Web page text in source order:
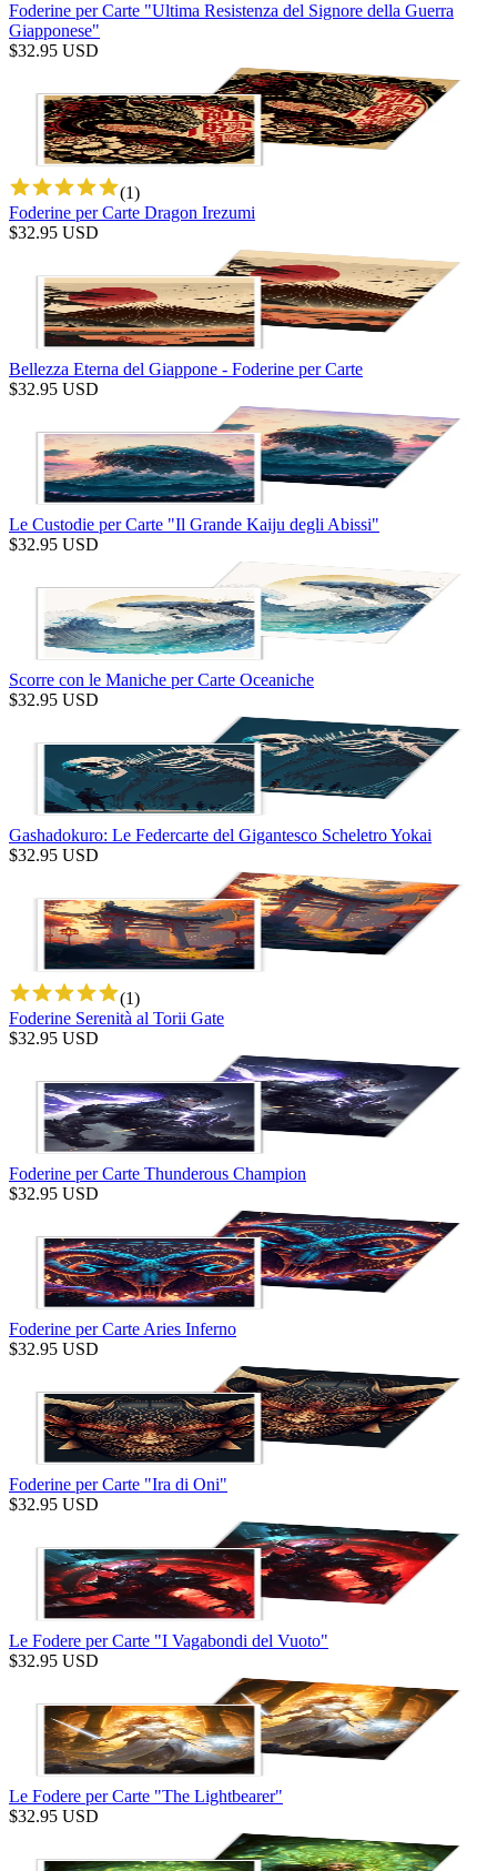
Foderine per Carte "Ultima Resistenza del Signore della Guerra
Giapponese"
$32.95 USD
(1)
Foderine per Carte Dragon Irezumi
$32.95 USD
Bellezza Eterna del Giappone - Foderine per Carte
$32.95 USD
Le Custodie per Carte "Il Grande Kaiju degli Abissi"
$32.95 USD
Scorre con le Maniche per Carte Oceaniche
$32.95 USD
Gashadokuro: Le Federcarte del Gigantesco Scheletro Yokai
$32.95 USD
(1)
Foderine Serenità al Torii Gate
$32.95 USD
Foderine per Carte Thunderous Champion
$32.95 USD
Foderine per Carte Aries Inferno
$32.95 USD
Foderine per Carte "Ira di Oni"
$32.95 USD
Le Fodere per Carte "I Vagabondi del Vuoto"
$32.95 USD
Le Fodere per Carte "The Lightbearer"
$32.95 USD